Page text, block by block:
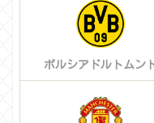
ボルシアドルトムン